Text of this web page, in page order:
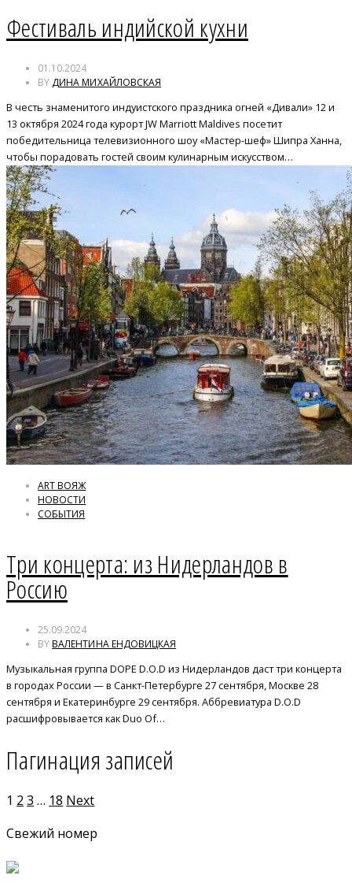
Фестиваль индийской кухни
01.10.2024
BY ДИНА МИХАЙЛОВСКАЯ
В честь знаменитого индуистского праздника огней «Дивали» 12 и
13 октября 2024 года курорт JW Marriott Maldives посетит
победительница телевизионного шоу «Мастер-шеф» Шипра Ханна,
чтобы порадовать гостей своим кулинарным искусством…
ART ВОЯЖ
НОВОСТИ
СОБЫТИЯ
Три концерта: из Нидерландов в
Россию
25.09.2024
BYВАЛЕНТИНА ЕНДОВИЦКАЯ
Музыкальная группа DOPE D.O.D из Нидерландов даст три концерта
в городах России — в Санкт-Петербурге 27 сентября, Москве 28
сентября и Екатеринбурге 29 сентября. Аббревиатура D.O.D
расшифровывается как Duo Of…
Пагинация записей
1 2 3 … 18 Next
Свежий номер